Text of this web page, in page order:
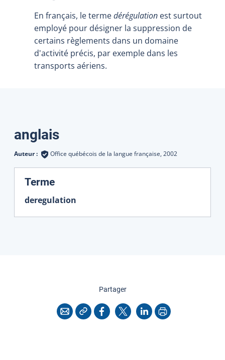
En français, le termedérégulation est surtout
employé pour désigner la suppression de
certains règlements dans un domaine
d'activité précis, par exemple dans les
transports aériens.
Traductions
anglais
Auteur : Office québécois de la langue française, 2002
Terme:
deregulation
Partagercette page
CourrielCopier l'adresse
Facebook
X LinkedInImprimer